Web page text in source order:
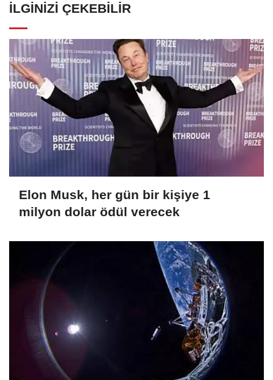
İLGINIZI ÇEKEBILIR
Elon Musk, her gün bir kişiye 1
milyon dolar ödül verecek